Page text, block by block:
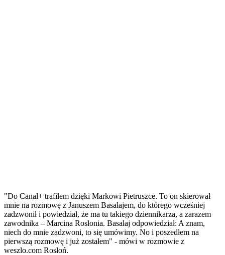
"Do Canal+ trafiłem dzięki Markowi Pietruszce. To on skierował
mnie na rozmowę z Januszem Basałajem, do którego wcześniej
zadzwonił i powiedział, że ma tu takiego dziennikarza, a zarazem
zawodnika – Marcina Rosłonia. Basałaj odpowiedział: A znam,
niech do mnie zadzwoni, to się umówimy. No i poszedłem na
pierwszą rozmowę i już zostałem" - mówi w rozmowie z
weszlo.com Rosłoń.